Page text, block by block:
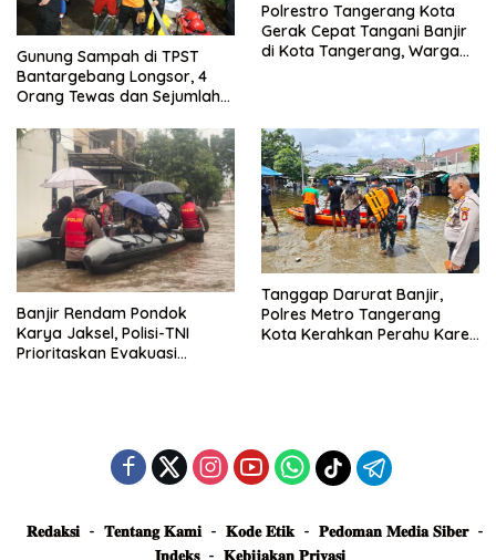
Gunung Sampah di TPST
Bantargebang Longsor, 4
Orang Tewas dan Sejumlah
Polrestro Tangerang Kota
Gerak Cepat Tangani Banjir
di Kota Tangerang, Warga
Banjir Rendam Pondok
Karya Jaksel, Polisi-TNI
Prioritaskan Evakuasi
Tanggap Darurat Banjir,
Polres Metro Tangerang
Kota Kerahkan Perahu Karet
𝐑𝐞𝐝𝐚𝐤𝐬𝐢 𝐓𝐞𝐧𝐭𝐚𝐧𝐠 𝐊𝐚𝐦𝐢 𝐊𝐨𝐝𝐞 𝐄𝐭𝐢𝐤
𝐏𝐞𝐝𝐨𝐦𝐚𝐧 𝐌𝐞𝐝𝐢𝐚 𝐒𝐢𝐛𝐞𝐫
𝐈𝐧𝐝𝐞𝐤𝐬
𝐊𝐞𝐛𝐢𝐣𝐚𝐤𝐚𝐧 𝐏𝐫𝐢𝐯𝐚𝐬𝐢